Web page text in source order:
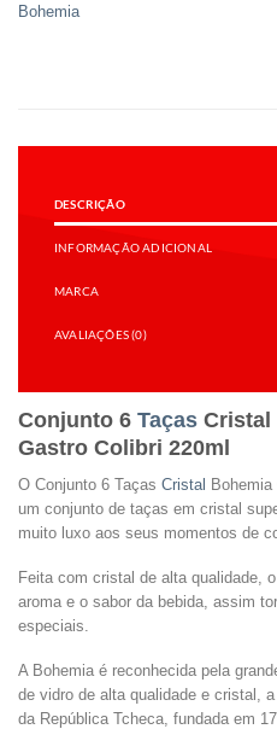
Bohemia
DESCRIÇÃO
INFORMAÇÃO ADICIONAL
MARCA
AVALIAÇÕES (0)
Conjunto 6 Taças Cristal
Gastro Colibri 220ml
O Conjunto 6 Taças Cristal
um conjunto de taças em cristal
muito luxo aos seus momentos de
Feita com cristal de alta qualidade,
aroma e o sabor da bebida, assim
especiais.
A Bohemia é reconhecida pela
de vidro de alta qualidade e cristal,
da República Tcheca, fundada em